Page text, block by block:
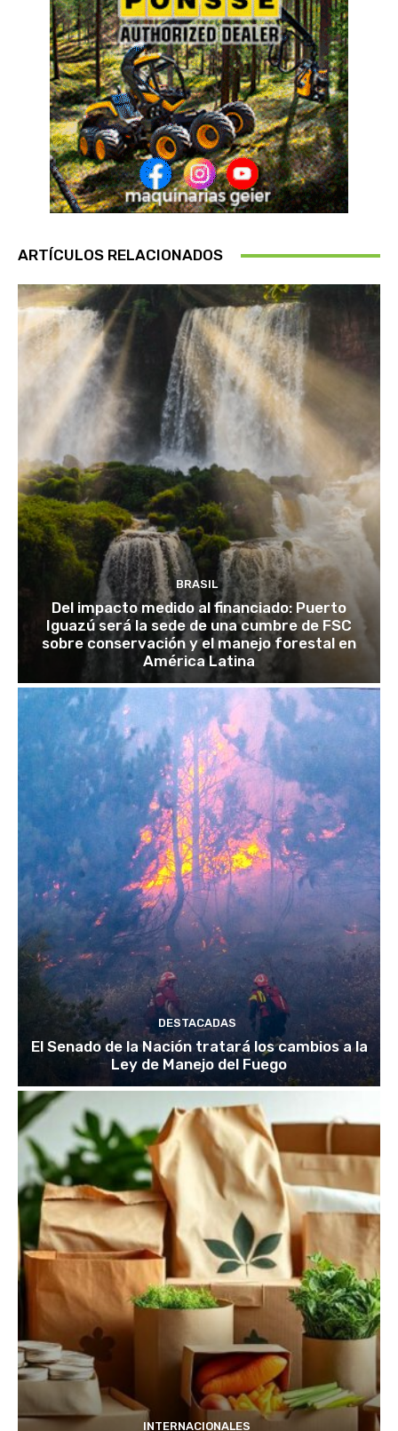
ARTÍCULOS RELACIONADOS
BRASIL
Del impacto medido al financiado: Puerto
Iguazú será la sede de una cumbre de FSC
sobre conservación y el manejo forestal en
América Latina
DESTACADAS
El Senado de la Nación tratará los cambios a la
Ley de Manejo del Fuego
INTERNACIONALES